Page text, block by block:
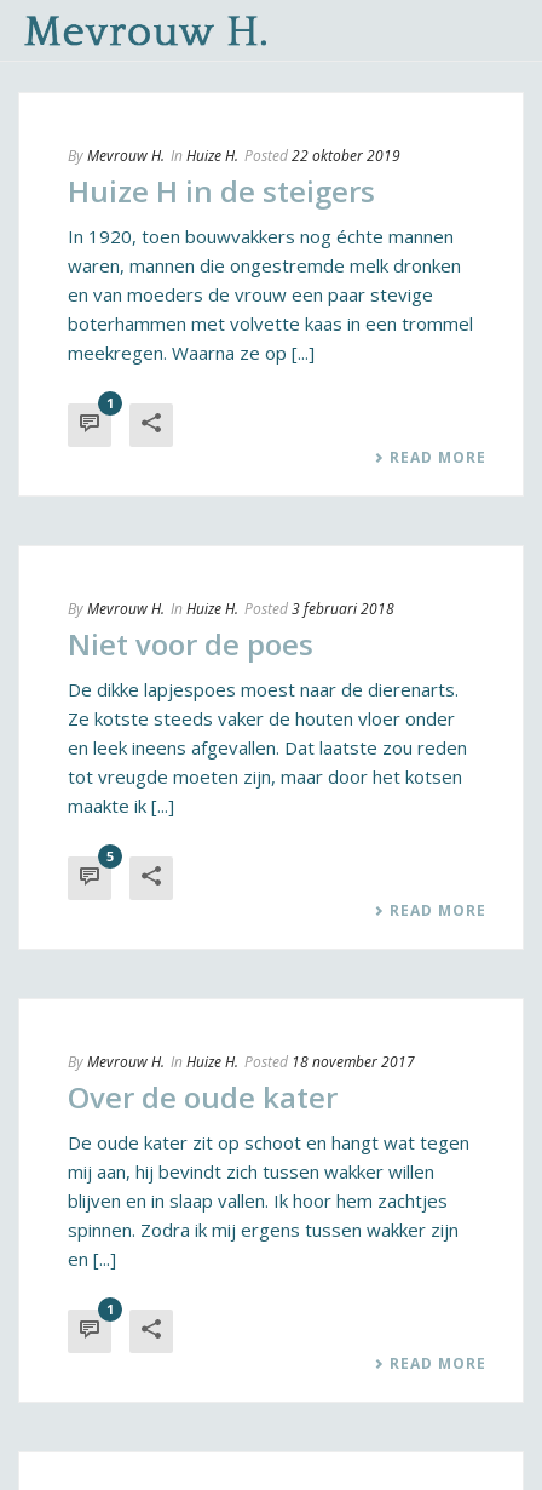
ByMevrouw H. In Huize H. Posted22 oktober 2019
Huize H in de steigers
In 1920, toen bouwvakkers nog échte mannen
waren, mannen die ongestremde melk dronken
en van moeders de vrouw een paar stevige
boterhammen met volvette kaas in een trommel
meekregen. Waarna ze op [...]
1
READ MORE
ByMevrouw H. In Huize H. Posted3 februari 2018
Niet voor de poes
De dikke lapjespoes moest naar de dierenarts.
Ze kotste steeds vaker de houten vloer onder
en leek ineens afgevallen. Dat laatste zou reden
tot vreugde moeten zijn, maar door het kotsen
maakte ik [...]
5
READ MORE
ByMevrouw H. In Huize H. Posted 18 november 2017
Over de oude kater
De oude kater zit op schoot en hangt wat tegen
mij aan, hij bevindt zich tussen wakker willen
blijven en in slaap vallen. Ik hoor hem zachtjes
spinnen. Zodra ik mij ergens tussen wakker zijn
en [...]
1
READ MORE